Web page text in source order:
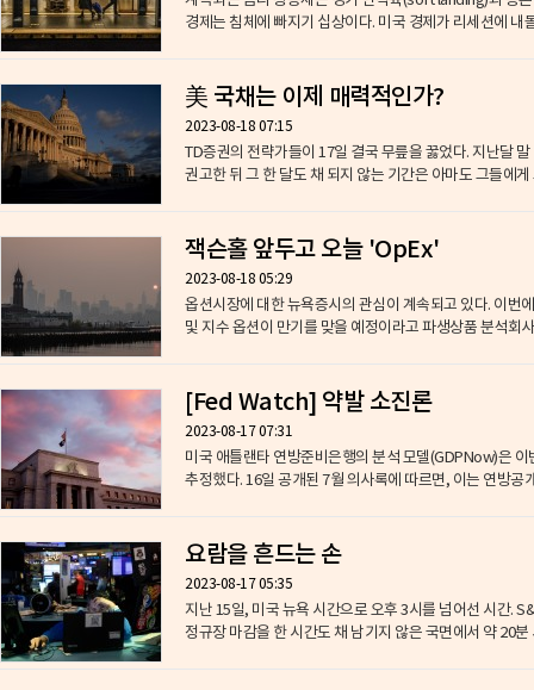
경제는 침체에 빠지기 십상이다. 미국 경제가 리세션에 내
美 국채는 이제 매력적인가?
2023-08-18 07:15
TD증권의 전략가들이 17일 결국 무릎을 꿇었다. 지난달
권고한 뒤 그 한 달도 채 되지 않는 기간은 아마도 그들에
잭슨홀 앞두고 오늘 'OpEx'
2023-08-18 05:29
옵션시장에 대한 뉴욕증시의 관심이 계속되고 있다. 이번
및 지수 옵션이 만기를 맞을 예정이라고 파생상품 분석회
[Fed Watch] 약발 소진론
2023-08-17 07:31
미국 애틀랜타 연방준비은행의 분석 모델(GDPNow)은
추정했다. 16일 공개된 7월 의사록에 따르면, 이는 연방공
요람을 흔드는 손
2023-08-17 05:35
지난 15일, 미국 뉴욕 시간으로 오후 3시를 넘어선 시간.
정규장 마감을 한 시간도 채 남기지 않은 국면에서 약 20